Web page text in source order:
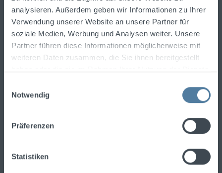
analysieren. Außerdem geben wir Informationen zu Ihrer
Verwendung unserer Website an unsere Partner für
soziale Medien, Werbung und Analysen weiter. Unsere
Partner führen diese Informationen möglicherweise mit
weiteren Daten zusammen, die Sie ihnen bereitgestellt
Notwendig
Präferenzen
Statistiken
E-Mail-Adresse
Ich habe dieDatenschutzbestimmungen zur
Kenntnis genommen und die AGBgelesen und
bin mit ihnen einverstanden.
Um fortzufahren, geben Sie die oben